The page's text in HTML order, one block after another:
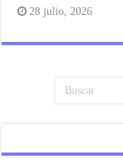
28 julio, 2026